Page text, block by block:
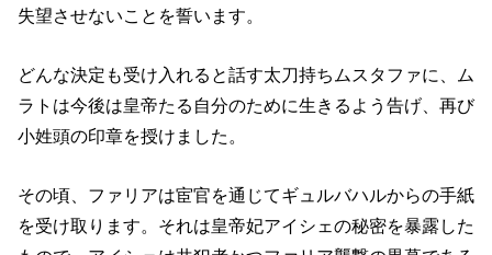
失望させないことを誓います。
どんな決定も受け入れると話す太刀持ちムスタファに、ム
ラトは今後は皇帝たる自分のために生きるよう告げ、再び
小姓頭の印章を授けました。
その頃、ファリアは宦官を通じてギュルバハルからの手紙
を受け取ります。それは皇帝妃アイシェの秘密を暴露した